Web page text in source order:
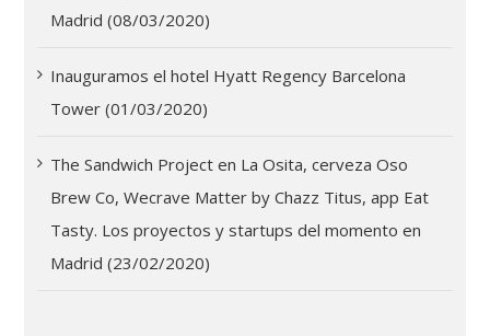
Madrid (08/03/2020)
Inauguramos el hotel Hyatt Regency Barcelona
Tower (01/03/2020)
The Sandwich Project en La Osita, cerveza Oso
Brew Co, Wecrave Matter by Chazz Titus, app Eat
Tasty. Los proyectos y startups del momento en
Madrid (23/02/2020)